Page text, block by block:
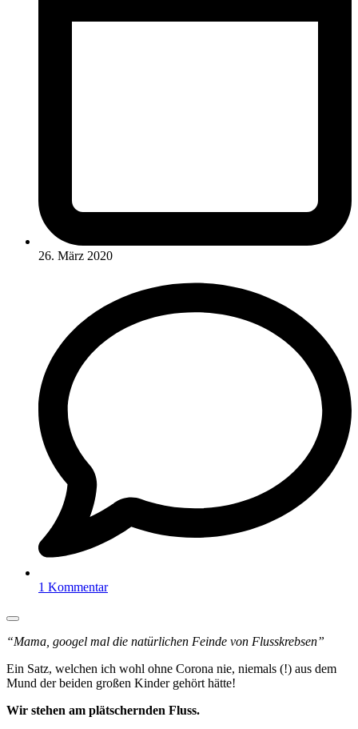
26. März 2020
1 Kommentar
“Mama, googel mal die natürlichen Feinde von Flusskrebsen”
Ein Satz, welchen ich wohl ohne Corona nie, niemals (!) aus dem
Mund der beiden großen Kinder gehört hätte!
Wir stehen am plätschernden Fluss.